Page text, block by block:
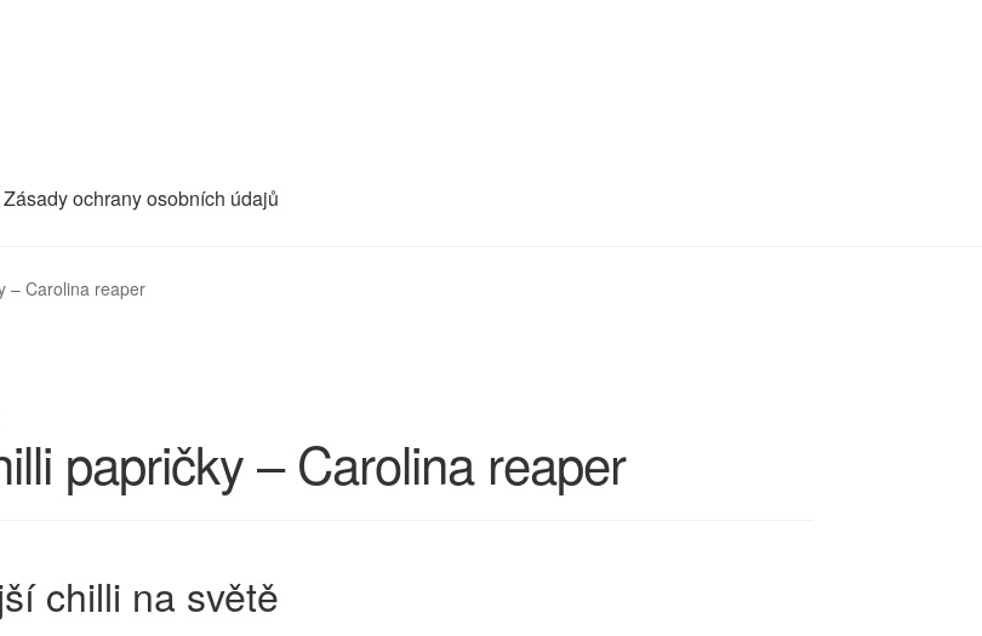
Zásady ochrany osobních údajů
– Carolina reaper
papričky – Carolina reaper
chilli na světě